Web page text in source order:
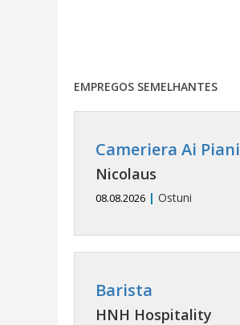
EMPREGOS SEMELHANTES
Cameriera Ai Piani
Nicolaus
08.08.2026 | Ostuni
Barista
HNH Hospitality